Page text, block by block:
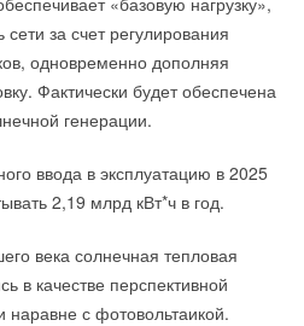
за счет регулирования
одновременно дополняя
Фактически будет обеспечена
генерации.
ввода в эксплуатацию в 2025
2,19 млрд кВт*ч в год.
века солнечная тепловая
в качестве перспективной
с фотовольтаикой.
50 лет производства тепловых
линейку воздушно-водяных
A
Уведомления отключены
услуг для 2,5 млн человек.
остается много, поэтому
для жизни»
проект «Модернизация
в рамках которого все меры
в единой программе,
ежегодное обновление 2,5%
стране», — сказал Файзуллин.